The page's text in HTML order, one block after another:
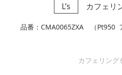
L’s カフェリ
品番：CMA0065ZXA （Pt950
カフェリング